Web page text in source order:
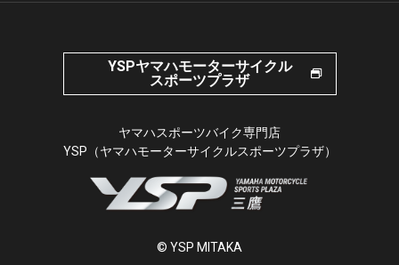
YSPヤマハモーターサイクル
スポーツプラザ
ヤマハスポーツバイク専門店
YSP（ヤマハモーターサイクルスポーツプラザ）
© YSP MITAKA